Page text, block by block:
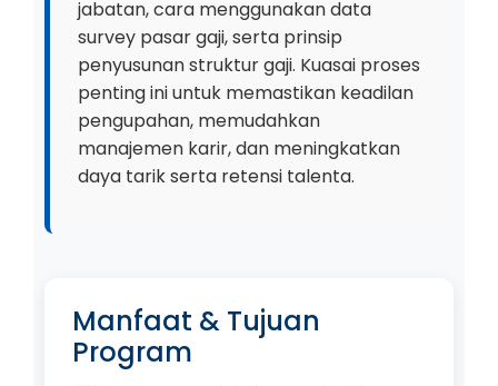
jabatan, cara menggunakan data
survey pasar gaji, serta prinsip
penyusunan struktur gaji. Kuasai proses
penting ini untuk memastikan keadilan
pengupahan, memudahkan
manajemen karir, dan meningkatkan
daya tarik serta retensi talenta.
Manfaat & Tujuan
Program